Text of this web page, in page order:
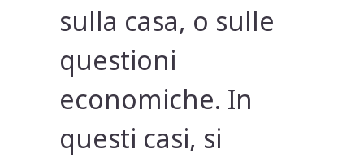
sulla casa, o sulle
questioni
economiche. In
questi casi, si